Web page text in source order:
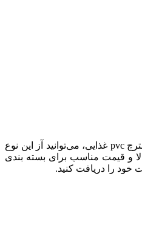
فیلم استرچ pvc غذایی، از محصولات غذایی شما محافظت کرده، بهداشت، ایمنی و عمر مفید آنها را افزایش خواهد داد. با توجه به مزایا و ویژگی‌های منحصر به فرد، فیلم استرچ pvc غذایی، می‌توانید آز این نوع
و قیمت مناسب برای بسته بندی
خود را دریافت کنید.